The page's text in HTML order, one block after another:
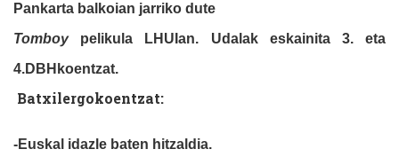
Pankarta balkoian jarriko dute
Tomboypelikula LHUIan. Udalak eskainita 3. eta
4.DBHkoentzat.
Batxilergokoentzat:
-Euskal idazle baten hitzaldia.